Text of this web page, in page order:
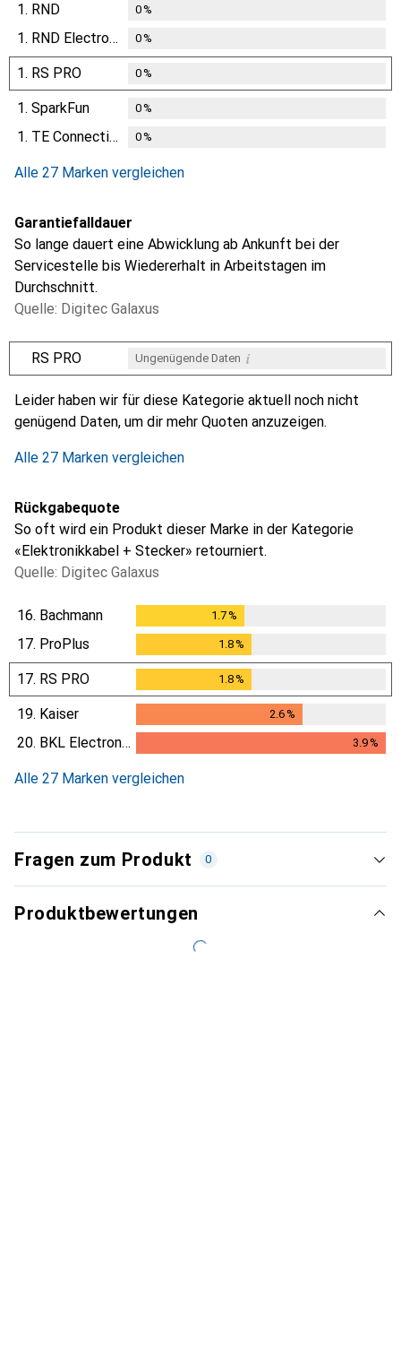
1. RND 0%
1. RND Electronics 0%
1. RS PRO 0%
1. SparkFun 0%
1. TE Connectivity 0%
Alle 27 Marken vergleichen
Garantiefalldauer
So lange dauert eine Abwicklung ab Ankunft bei der
Servicestelle bis Wiedererhalt in Arbeitstagen im
Durchschnitt.
Quelle: Digitec Galaxus
RS PRO Ungenügende Daten i
Leider haben wir für diese Kategorie aktuell noch nicht
genügend Daten, um dir mehr Quoten anzuzeigen.
Alle 27 Marken vergleichen
Rückgabequote
So oft wird ein Produkt dieser Marke in der Kategorie
«Elektronikkabel + Stecker» retourniert.
Quelle: Digitec Galaxus
16. Bachmann 1.7%
17. ProPlus 1.8%
17. RS PRO 1.8%
19. Kaiser 2.6%
20. BKL Electronic 3.9%
Alle 27 Marken vergleichen
Fragen zum Produkt 0
Produktbewertungen